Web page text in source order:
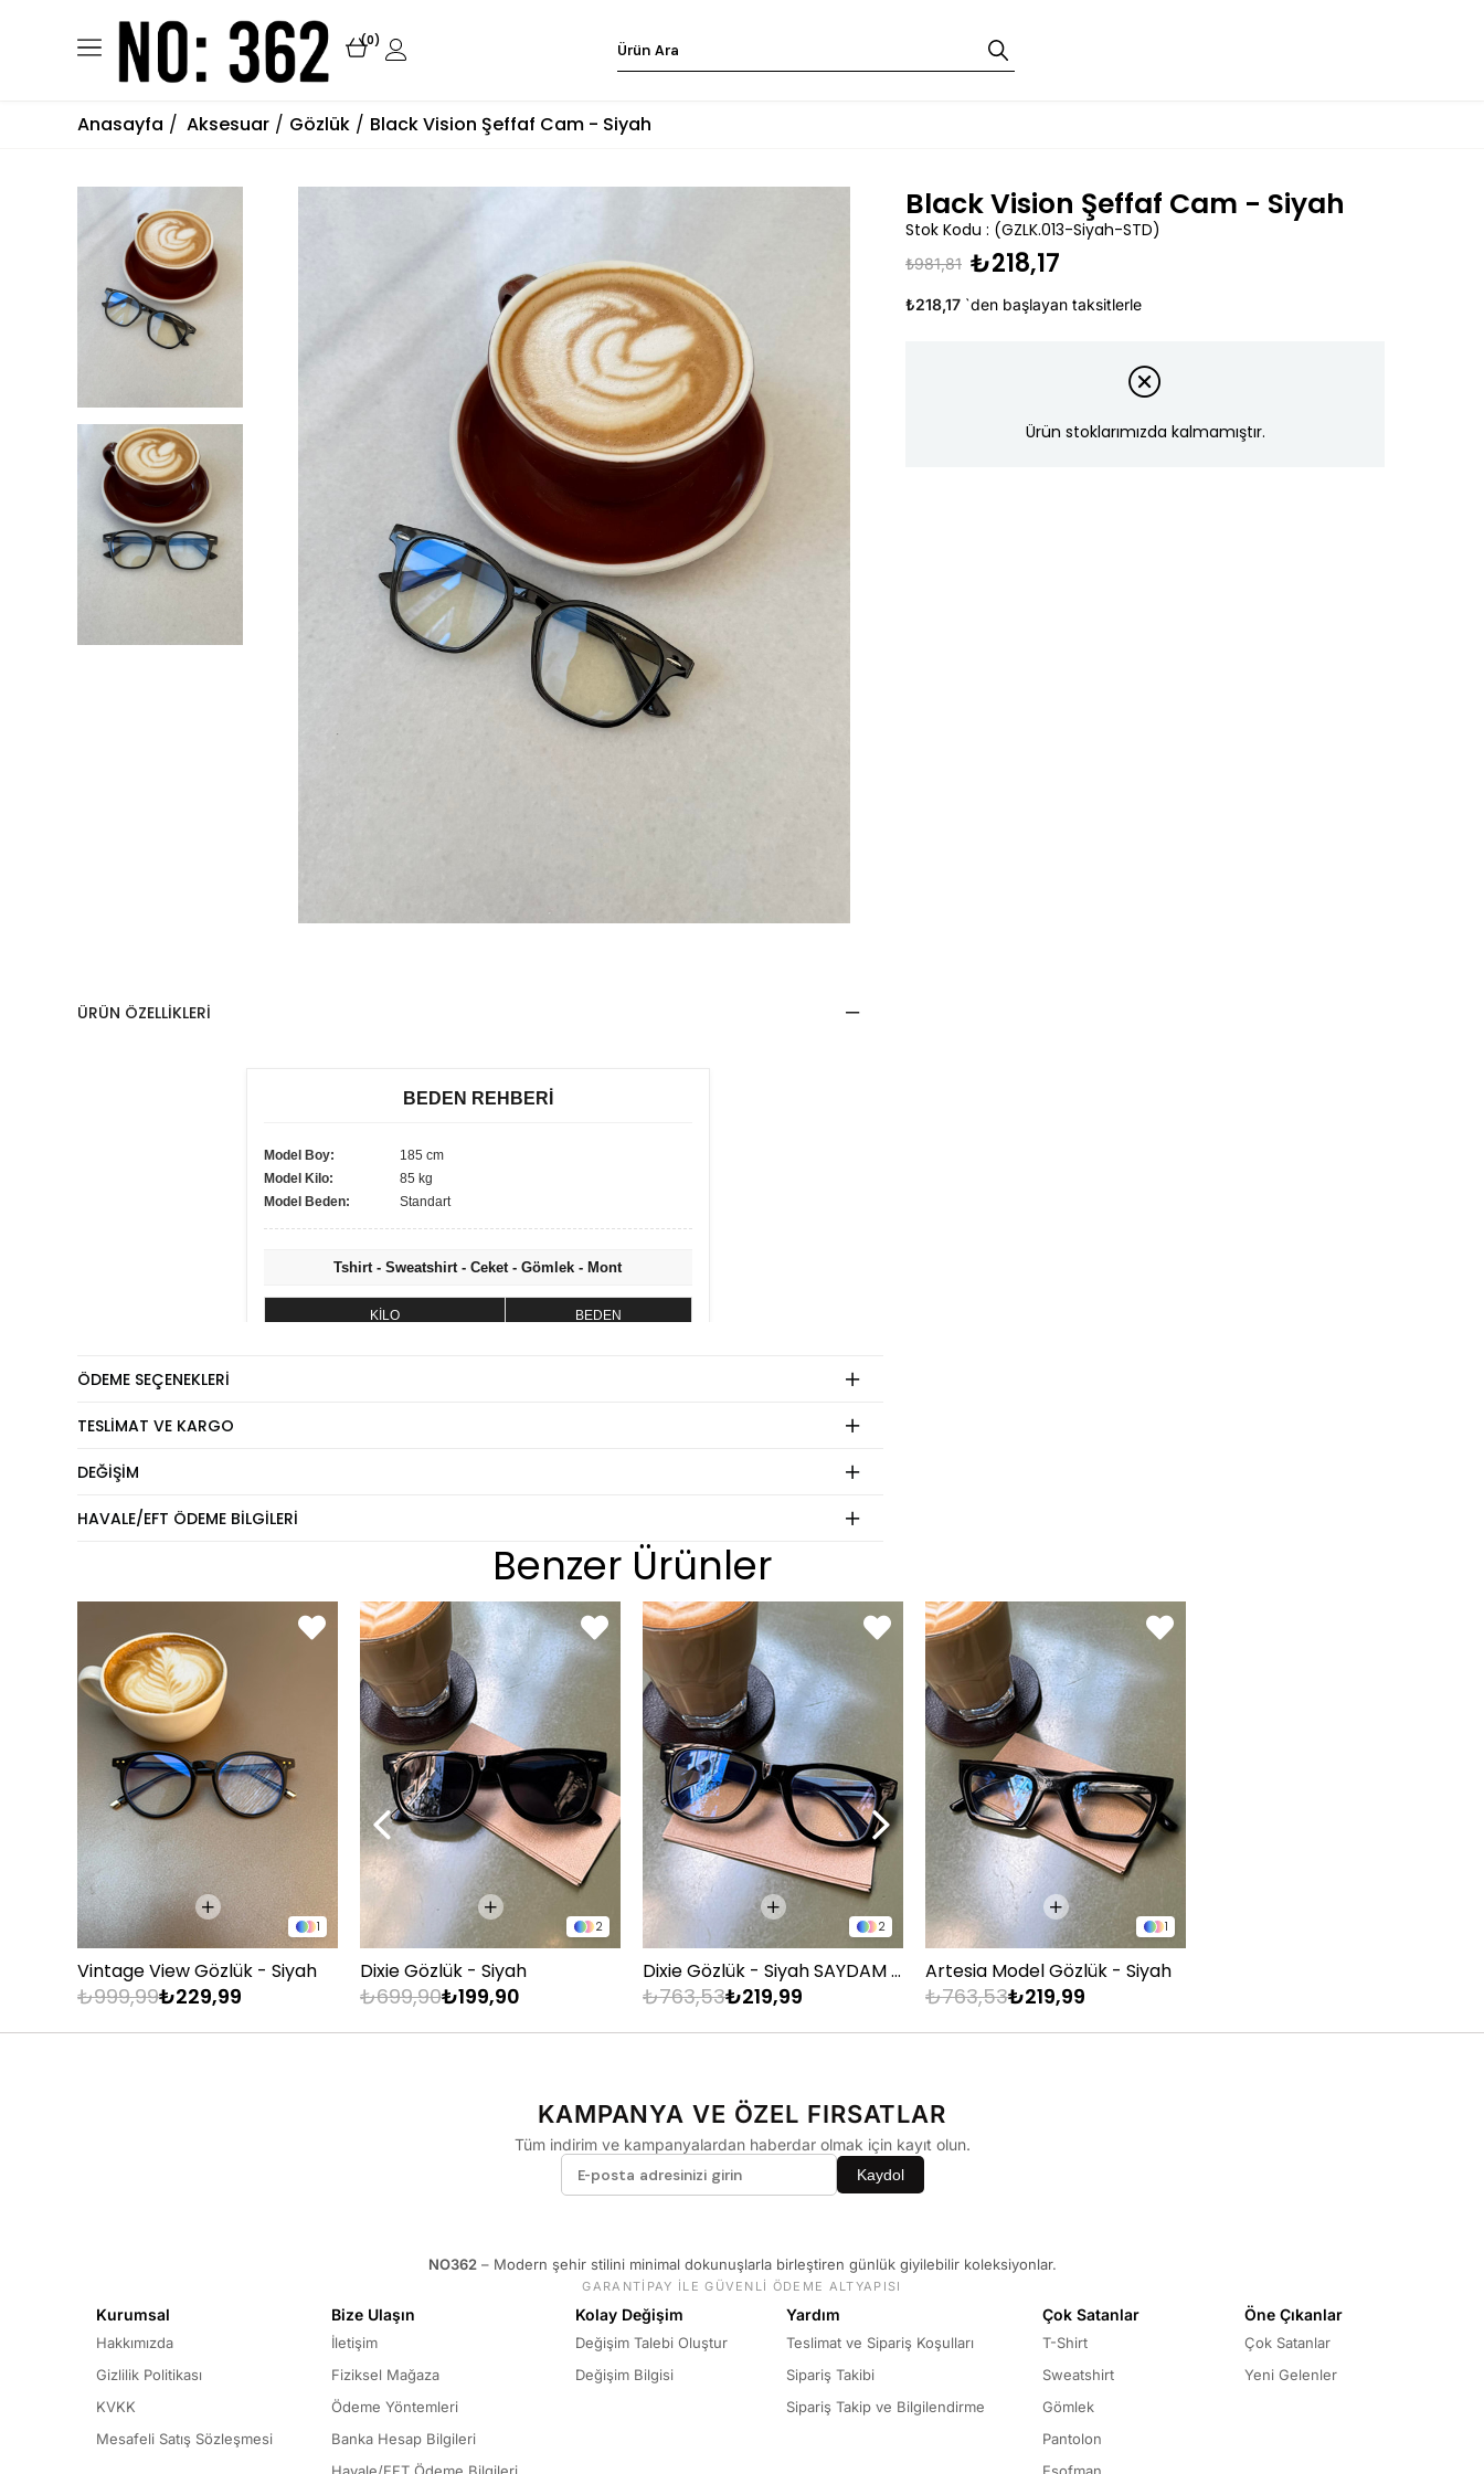
0
Anasayfa Aksesuar Gözlük Black Vision Şeffaf Cam - Siyah
ÜRÜN ÖZELLIKLERI
BEDEN REHBERİ
Model Boy:
185 cm
Model Kilo:
85 kg
Model Beden:
Standart
Tshirt - Sweatshirt - Ceket - Gömlek - Mont
KİLO BEDEN
BEDEN
75 - 84 kg M
90 - 110 kg
Pantolon
KİLO BEDEN
60 - 65 kg 29
66 - 71 kg 30
78 - 82 kg 32
83 - 88 kg
ÖDEME SEÇENEKLERI
TESLIMAT VE KARGO
DEĞIŞIM
HAVALE/EFT ÖDEME BILGILERI
Black Vision Şeffaf Cam - Siyah
Stok Kodu (GZLK.013-Siyah-STD)
₺981,81 ₺218,17
₺218,17 `den başlayan taksitlerle
Ürün stoklarımızda kalmamıştır.
Benzer Ürünler
1
Vintage View Gözlük - Siyah
₺229,99
₺999,99
2
Dixie Gözlük - Siyah
₺199,90
₺699,90
2
Dixie Gözlük - Siyah SAYDAM CAM
₺219,99
₺763,53
1
Artesia Model Gözlük - Siyah
₺219,99
₺763,53
KAMPANYA VE ÖZEL FIRSATLAR
Tüm indirim ve kampanyalardan haberdar olmak için kayıt olun.
Kaydol
NO362 – Modern şehir stilini minimal dokunuşlarla birleştiren günlük giyilebilir koleksiyonlar.
GARANTİPAY İLE GÜVENLİ ÖDEME ALTYAPISI
Kurumsal
Hakkımızda
Gizlilik Politikası
KVKK
Mesafeli Satış Sözleşmesi
Bize Ulaşın
İletişim
Fiziksel Mağaza
Ödeme Yöntemleri
Banka Hesap Bilgileri
Kolay Değişim
Değişim Talebi Oluştur
Değişim Bilgisi
Yardım
Teslimat ve Sipariş Koşulları
Sipariş Takibi
Sipariş Takip ve Bilgilendirme
Çok Satanlar
T-Shirt
Sweatshirt
Gömlek
Pantolon
Öne Çıkanlar
Çok Satanlar
Yeni Gelenler